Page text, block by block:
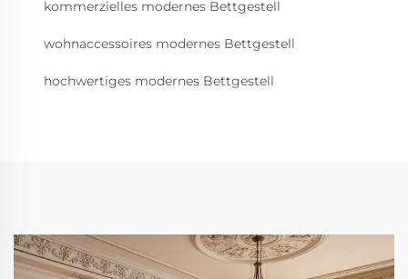
kommerzielles modernes Bettgestell
wohnaccessoires modernes Bettgestell
hochwertiges modernes Bettgestell